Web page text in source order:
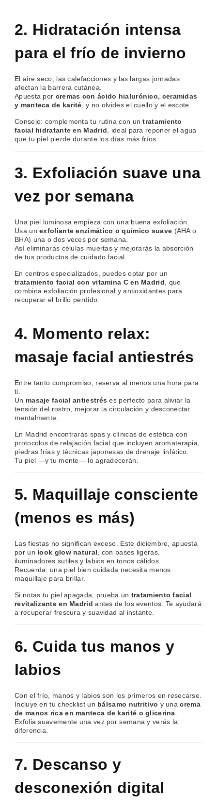
2. Hidratación intensa
para el frío de invierno
El aire seco, las calefacciones y las largas jornadas
afectan la barrera cutánea.
Apuesta por cremas con ácido hialurónico, ceramidas
y manteca de karité , y no olvides el cuello y el escote.
Consejo: complementa tu rutina con untratamiento
facial hidratante en Madrid , ideal para reponer el agua
que tu piel pierde durante los días más fríos.
3. Exfoliación suave una
vez por semana
Una piel luminosa empieza con una buena exfoliación.
Usa unexfoliante enzimático o químico suave (AHA o
BHA) una o dos veces por semana.
Así eliminarás células muertas y mejorarás la absorción
de tus productos de cuidado facial.
En centros especializados, puedes optar por un
tratamiento facial con vitamina C en Madrid , que
combina exfoliación profesional y antioxidantes para
recuperar el brillo perdido.
4. Momento relax:
masaje facial antiestrés
Entre tanto compromiso, reserva al menos una hora para
ti.
Un masaje facial antiestrés es perfecto para aliviar la
tensión del rostro, mejorar la circulación y desconectar
mentalmente.
En Madrid encontrarás spas y clínicas de estética con
protocolos de relajación facial que incluyen aromaterapia,
piedras frías y técnicas japonesas de drenaje linfático.
Tu piel —y tu mente— lo agradecerán.
5. Maquillaje consciente
(menos es más)
Las fiestas no significan exceso. Este diciembre, apuesta
por un look glow natural , con bases ligeras,
iluminadores sutiles y labios en tonos cálidos.
Recuerda: una piel bien cuidada necesita menos
maquillaje para brillar.
Si notas tu piel apagada, prueba un tratamiento facial
revitalizante en Madrid antes de los eventos. Te ayudará
a recuperar frescura y suavidad al instante.
6. Cuida tus manos y
labios
Con el frío, manos y labios son los primeros en resecarse.
Incluye en tu checklist un bálsamo nutritivo y unacrema
de manos rica en manteca de karité o glicerina
Exfolia suavemente una vez por semana y verás la
diferencia.
7. Descanso y
desconexión digital